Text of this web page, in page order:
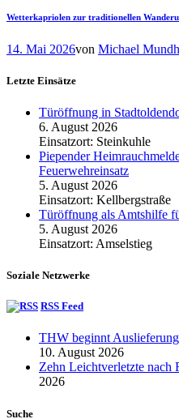
Wetterkapriolen zur traditionellen
14. Mai 2026von Michael
Letzte Einsätze
Türöffnung in
6. August 2026
Einsatzort: Steinkuhle
Piepender
Feuerwehreinsatz
5. August 2026
Einsatzort: Kellbergstraße
Türöffnung als Amtshilfe
5. August 2026
Einsatzort: Amselstieg
Soziale Netzwerke
RSS Feed
THW beginnt
10. August 2026
Zehn Leichtverletzte nach
2026
Suche